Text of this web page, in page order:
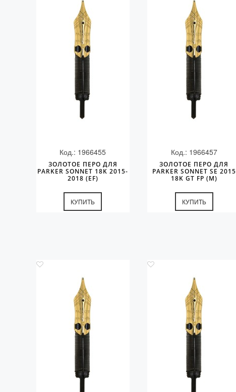
Код.: 1966455
ЗОЛОТОЕ ПЕРО ДЛЯ
PARKER SONNET 18K 2015-
2018 (EF)
КУПИТЬ
Код.: 1966457
ЗОЛОТОЕ ПЕРО ДЛЯ
PARKER SONNET SE 2015
18K GT FP (M)
КУПИТЬ